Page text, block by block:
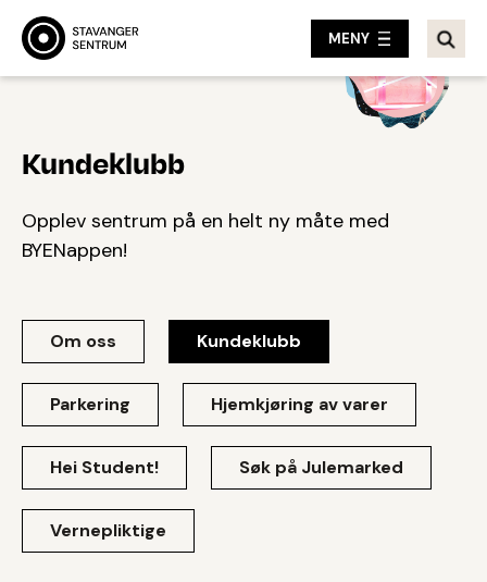
MENY
Kundeklubb
Opplev sentrum på en helt ny måte med
BYENappen!
Om oss Kundeklubb
Parkering Hjemkjøring av varer
Hei Student! Søk på Julemarked
Vernepliktige